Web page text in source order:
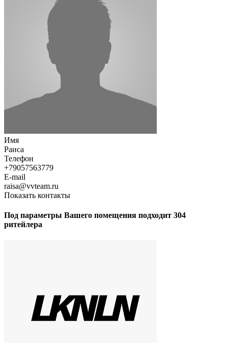
Имя
Раиса
Телефон
+79057563779
E-mail
raisa@vvteam.ru
Показать контакты
Под параметры Вашего помещения подходит 304
ритейлера